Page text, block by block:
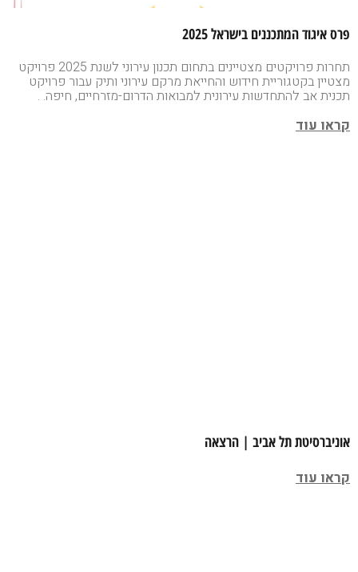
פרס איגוד המתכננים בישראל 2025
תחרות פרויקטים מצטיינים בתחום תכנון עירוני לשנת 2025 פרויקט
מצטיין בקטגוריית חידוש והחייאת מרקם עירוני ותיק עבור פרויקט
תכנית אב להתחדשות עירונית למבואות הדרום-מזרחיים, חיפה. .
קראו עוד
אוניברסיטת תל אביב | הרצאה
קראו עוד